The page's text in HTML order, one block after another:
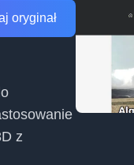
oryginał
z